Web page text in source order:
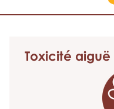
Toxicité aiguë